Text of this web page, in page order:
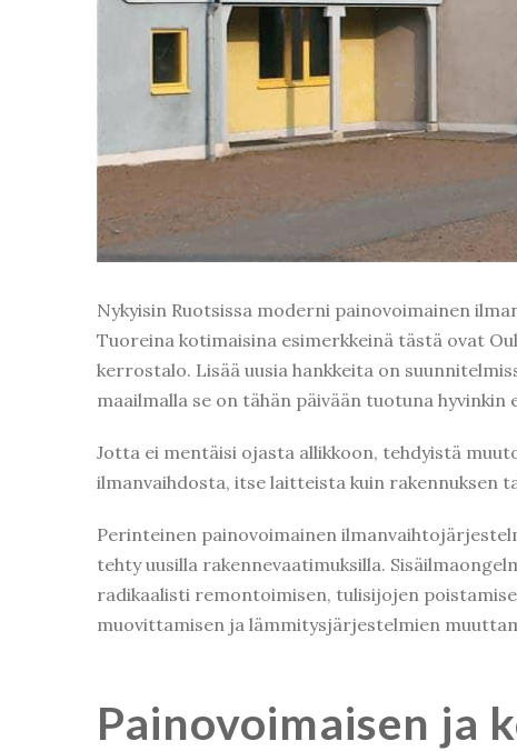
Nykyisin Ruotsissa moderni painovoimainen
Tuoreina kotimaisina esimerkkeinä tästä ovat
kerrostalo. Lisää uusia hankkeita on
maailmalla se on tähän päivään tuotuna
Jotta ei mentäisi ojasta allikkoon, tehdyistä
ilmanvaihdosta, itse laitteista kuin rakennuksen
Perinteinen painovoimainen
tehty uusilla rakennevaatimuksilla.
radikaalisti remontoimisen, tulisijojen
muovittamisen ja lämmitysjärjestelmien
Painovoimaisen ja